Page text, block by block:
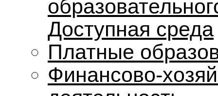
Доступная среда
Платные
Финансово-